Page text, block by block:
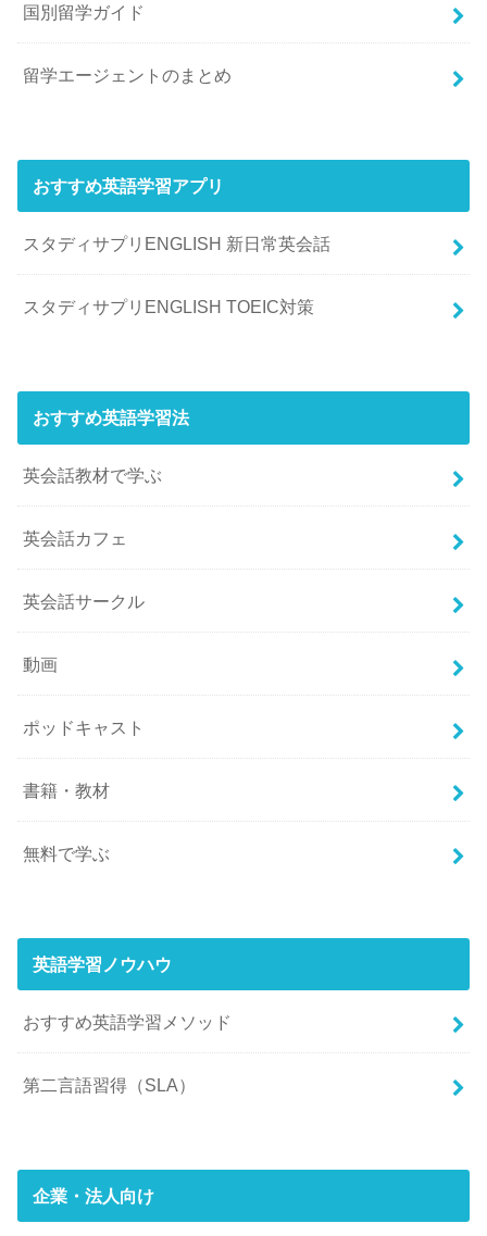
国別留学ガイド
留学エージェントのまとめ
おすすめ英語学習アプリ
スタディサプリENGLISH 新日常英会話
スタディサプリENGLISH TOEIC対策
おすすめ英語学習法
英会話教材で学ぶ
英会話カフェ
英会話サークル
動画
ポッドキャスト
書籍・教材
無料で学ぶ
英語学習ノウハウ
おすすめ英語学習メソッド
第二言語習得（SLA）
企業・法人向け